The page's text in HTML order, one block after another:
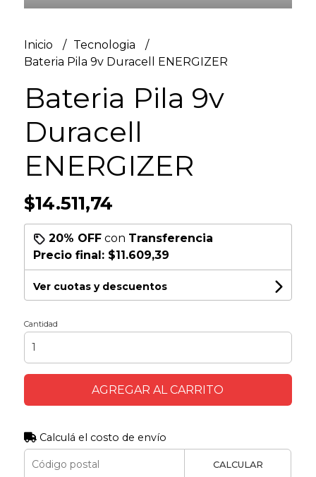
Inicio
Tecnologia
Bateria Pila 9v Duracell ENERGIZER
Bateria Pila 9v
Duracell
ENERGIZER
$14.511,74
20% OFFcon Transferencia
Precio final: $11.609,39
Ver cuotas y descuentos
Cantidad
AGREGAR AL CARRITO
Calculá el costo de envío
CALCULAR